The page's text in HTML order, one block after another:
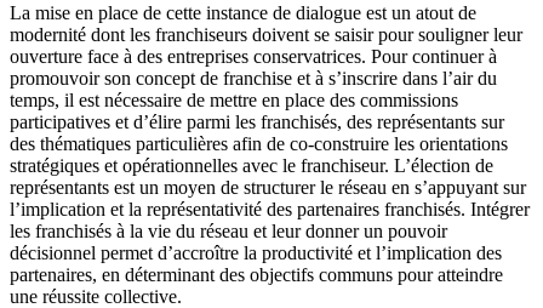
La mise en place de cette instance de dialogue est un atout de
modernité dont les franchiseurs doivent se saisir pour souligner leur
ouverture face à des entreprises conservatrices. Pour continuer à
promouvoir son concept de franchise et à s’inscrire dans l’air du
temps, il est nécessaire de mettre en place des commissions
participatives et d’élire parmi les franchisés, des représentants sur
des thématiques particulières afin de co-construire les orientations
stratégiques et opérationnelles avec le franchiseur. L’élection de
représentants est un moyen de structurer le réseau en s’appuyant sur
l’implication et la représentativité des partenaires franchisés. Intégrer
les franchisés à la vie du réseau et leur donner un pouvoir
décisionnel permet d’accroître la productivité et l’implication des
partenaires, en déterminant des objectifs communs pour atteindre
une réussite collective.